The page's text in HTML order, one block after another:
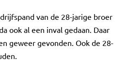
van de 28-jarige broer
ook al een inval gedaan. Daar
geweer gevonden. Ook de 28-